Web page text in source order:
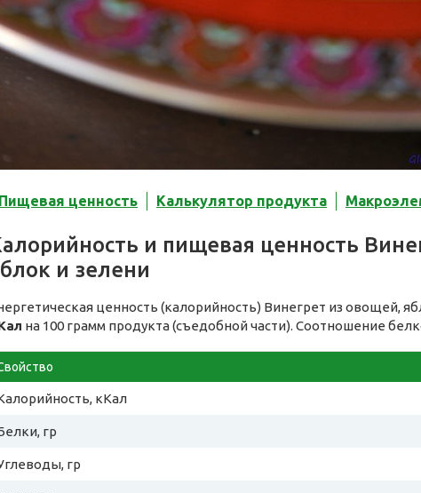
ценность Калькулятор продукта
и пищевая ценность
и зелени
ценность (калорийность) Винегрет из овощей,
на 100 грамм продукта (съедобной части). Соотношение
кКал
гр
гр